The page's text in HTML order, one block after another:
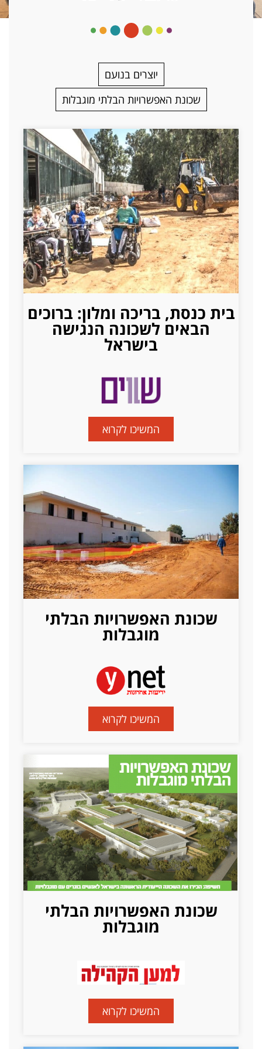
יוצרים בנועם
שכונת האפשרויות הבלתי מוגבלות
בית כנסת, בריכה ומלון: ברוכים
הבאים לשכונה הנגישה
בישראל
המשיכו לקרוא
שכונת האפשרויות הבלתי
מוגבלות
המשיכו לקרוא
שכונת האפשרויות הבלתי
מוגבלות
המשיכו לקרוא